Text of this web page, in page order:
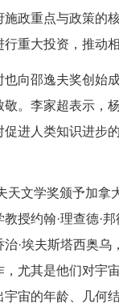
政重点与政策的
重大投资，推动
向邵逸夫奖创始成
。李家超表示，
进人类知识进步
文学奖颁予加拿
授约翰·理查德·
·埃夫斯塔西奥乌
尤其是他们对宇
宙的年龄、几何